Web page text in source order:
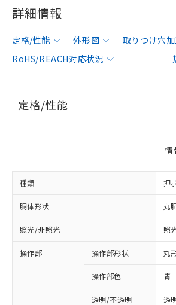
詳細情報
定格/性能 外形図 取りつけ穴
RoHS/REACH対応状況
定格/性能
情
種類 押
胴体形状 丸
照光/非照光 照
操作部 操作部形状 丸
操作部色 青
透明/不透明 透